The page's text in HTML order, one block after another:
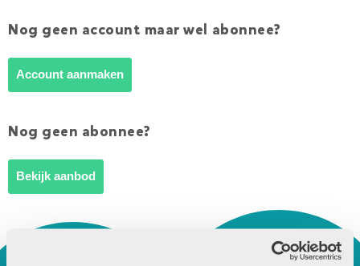
Nog geen account maar wel abonnee?
Account aanmaken
Nog geen abonnee?
Bekijk aanbod